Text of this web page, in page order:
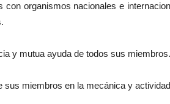
con organismos nacionales e
y mutua ayuda de todos sus miembros.
sus miembros en la mecánica y